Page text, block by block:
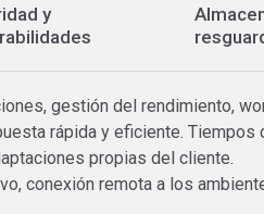
y
gestión del rendimiento,
rápida y eficiente.
propias del cliente.
conexión remota a los